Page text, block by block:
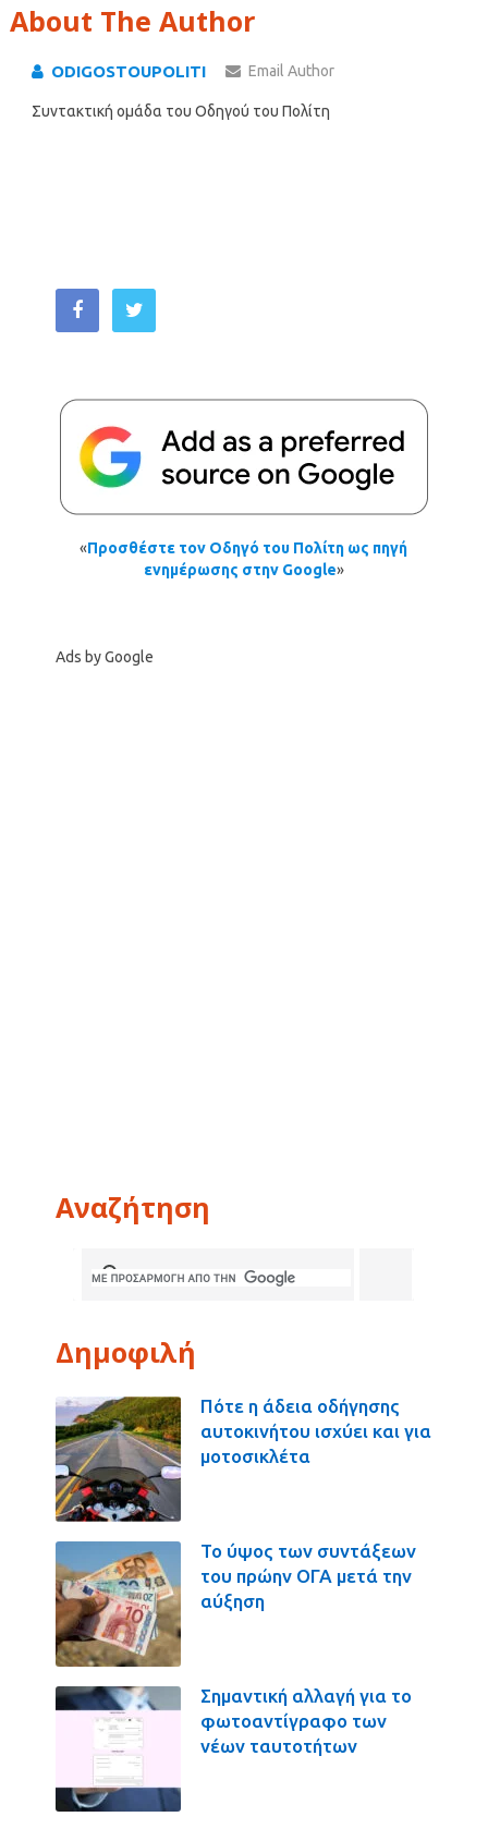
About The Author
ODIGOSTOUPOLITI Email Author
Συντακτική ομάδα του Οδηγού του Πολίτη
«Προσθέστε τον Οδηγό του Πολίτη ως πηγή
ενημέρωσης στην Google»
Ads by Google
Αναζήτηση
Δημοφιλή
Πότε η άδεια οδήγησης
αυτοκινήτου ισχύει και για
μοτοσικλέτα
Το ύψος των συντάξεων
του πρώην ΟΓΑ μετά την
αύξηση
Σημαντική αλλαγή για το
φωτοαντίγραφο των
νέων ταυτοτήτων